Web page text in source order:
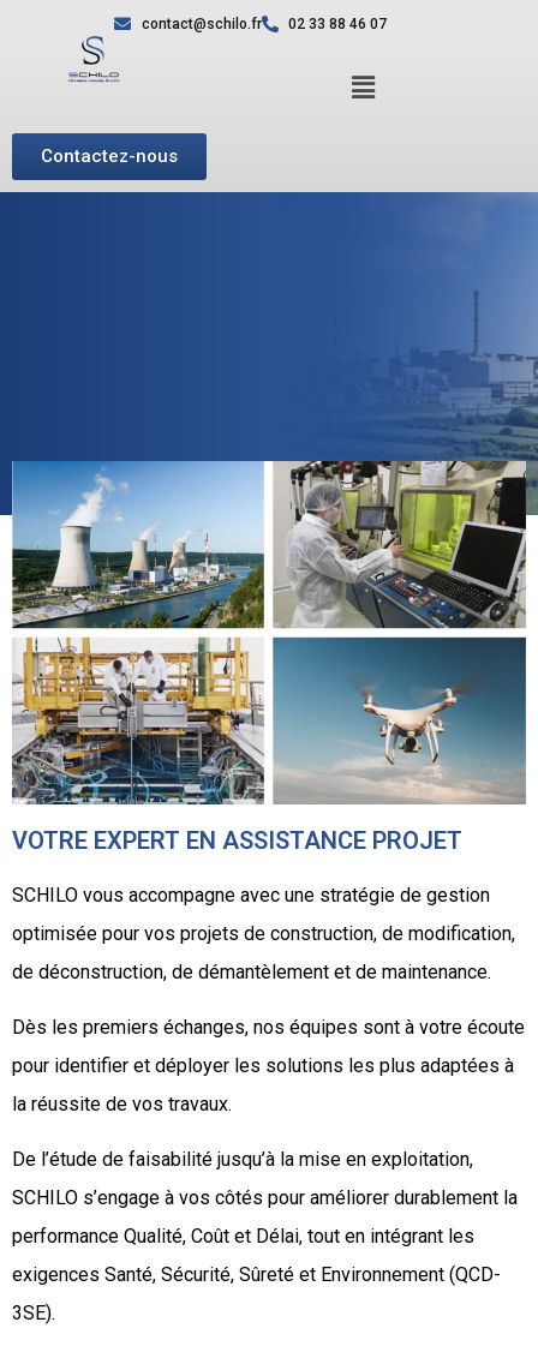
contact@schilo.fr 02 33 88 46 07
Contactez-nous
VOTRE EXPERT EN ASSISTANCE PROJET
SCHILO vous accompagne avec une stratégie de gestion
optimisée pour vos projets de construction, de modification,
de déconstruction, de démantèlement et de maintenance.
Dès les premiers échanges, nos équipes sont à votre écoute
pour identifier et déployer les solutions les plus adaptées à
la réussite de vos travaux.
De l’étude de faisabilité jusqu’à la mise en exploitation,
SCHILO s’engage à vos côtés pour améliorer durablement la
performance Qualité, Coût et Délai, tout en intégrant les
exigences Santé, Sécurité, Sûreté et Environnement (QCD-
3SE).